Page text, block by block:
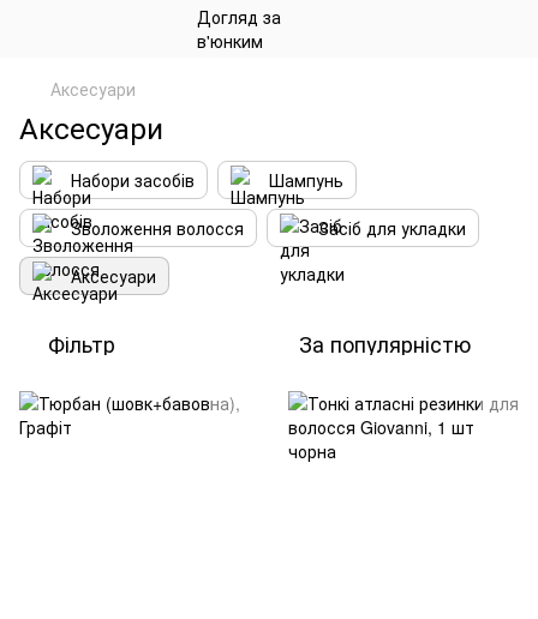
Аксесуари
Аксесуари
Набори засобів
Шампунь
Зволоження волосся
Засіб для укладки
Аксесуари
Фільтр За популярністю